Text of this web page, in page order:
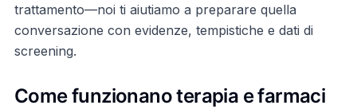
trattamento—noi ti aiutiamo a preparare quella
conversazione con evidenze, tempistiche e dati di
screening.
Come funzionano terapia e farmaci